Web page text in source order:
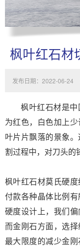
枫叶红石材
发布日期：2022-06-24
枫叶红石材是
为红色，白色加上
叶片片飘落的景象
割过程中，对刀头的
枫叶红石材莫氏硬
付款各种晶体比例
硬度设计上，我们偏
而金刚石方面，选
最大限度的减少金